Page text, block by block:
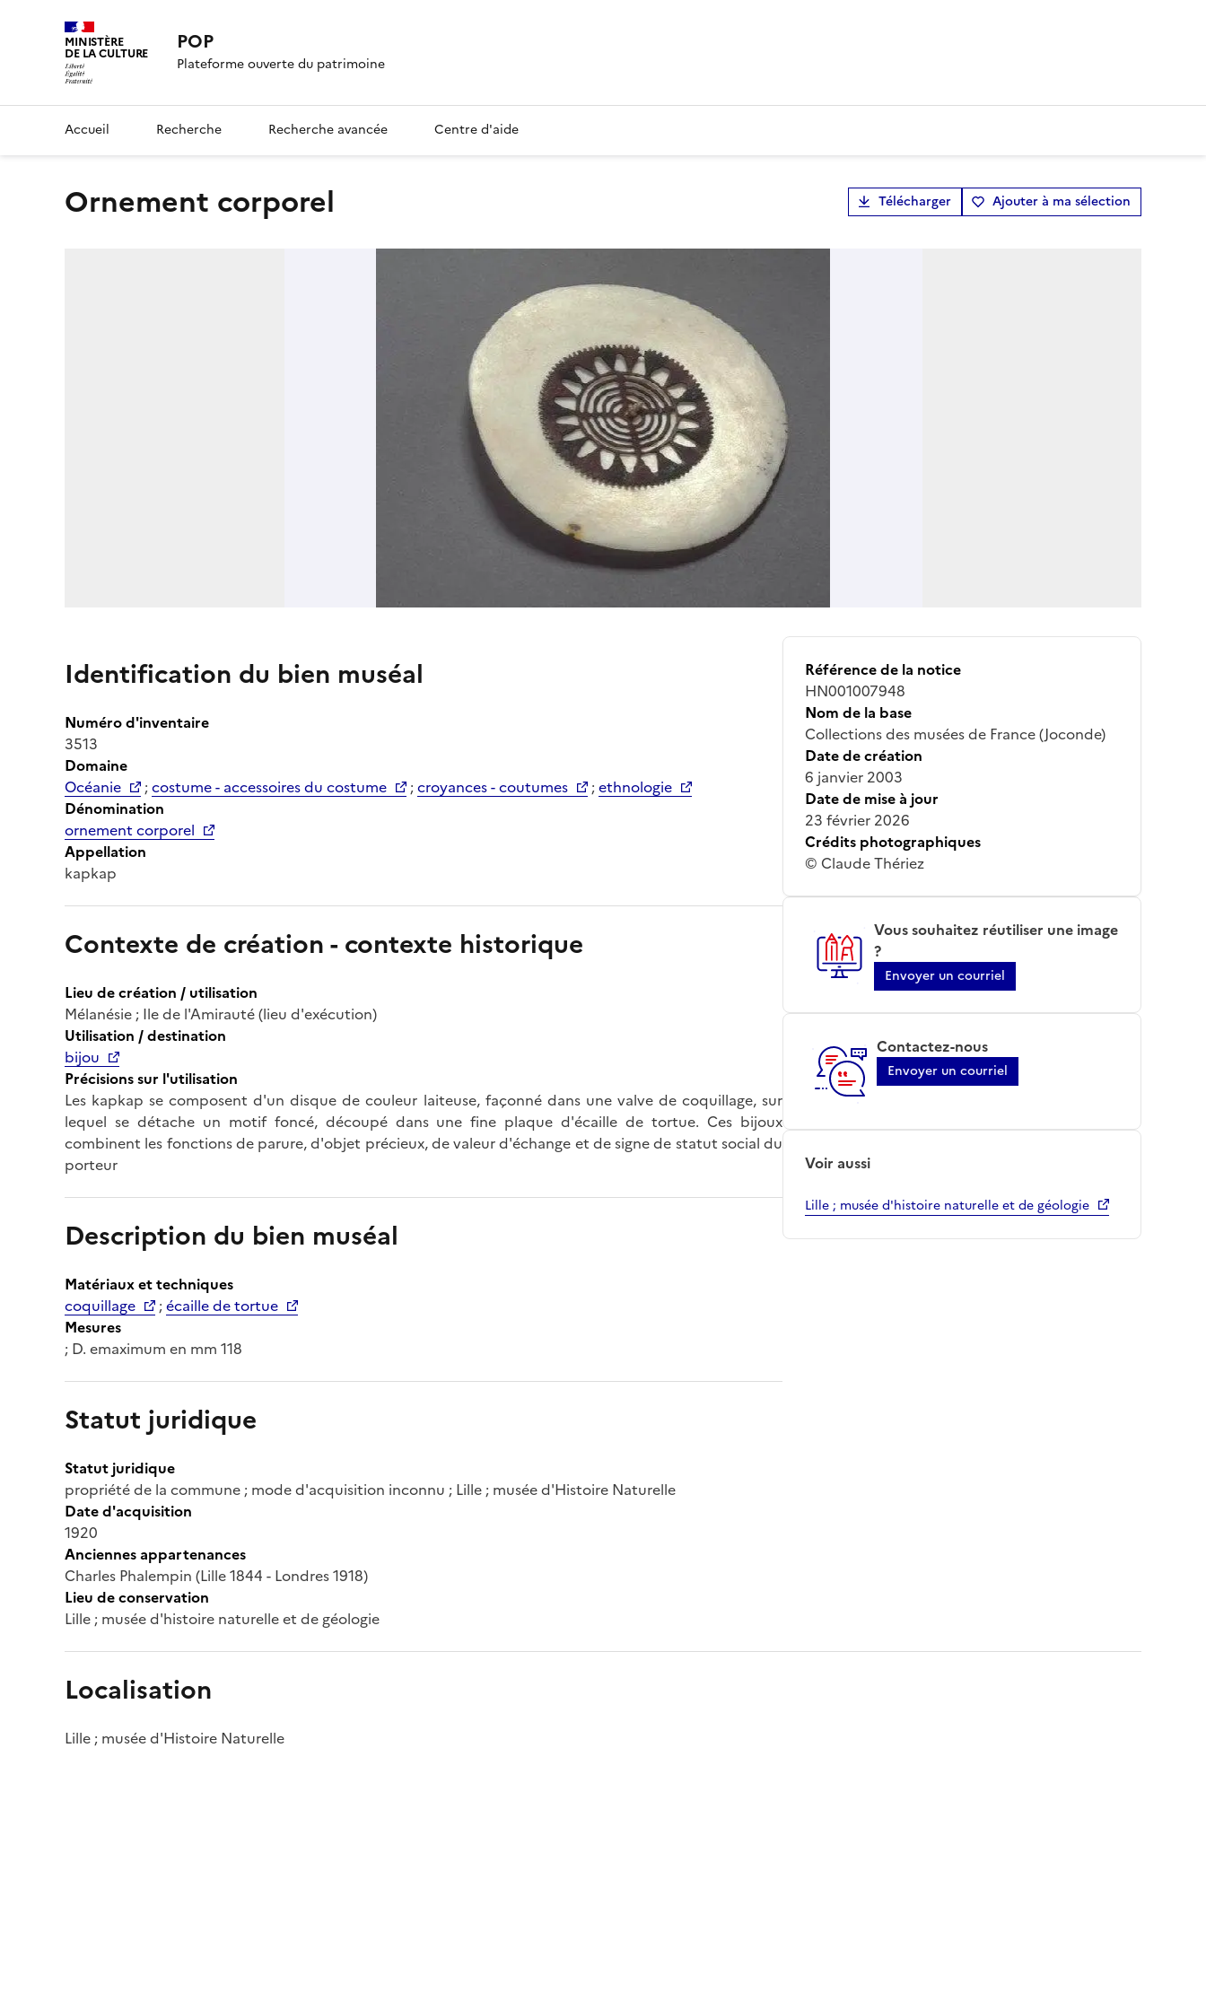
MINISTÈRE
DE LA CULTURE POP
Plateforme ouverte du patrimoine
Accueil Recherche Recherche avancée Centre d'aide
ornement corporel Télécharger Ajouter à ma sélection
Identification du bien muséal
Numéro d'inventaire
3513
Domaine
Océanie
;costume - accessoires du costume ;croyances - coutumes ;ethnologie
Dénomination
ornement corporel
Appellation
kapkap
Contexte de création - contexte historique
Lieu de création / utilisation
Mélanésie ; Ile de l'Amirauté (lieu d'exécution)
Utilisation / destination
bijou
Précisions sur l'utilisation
Les kapkap se composent d'un disque de couleur laiteuse, façonné dans une valve de coquillage, sur
lequel se détache un motif foncé, découpé dans une fine plaque d'écaille de tortue. Ces bijoux
combinent les fonctions de parure, d'objet précieux, de valeur d'échange et de signe de statut social du
porteur
Description du bien muséal
Matériaux et techniques
coquillage
;écaille de tortue
Mesures
; D. emaximum en mm 118
Statut juridique
Statut juridique
propriété de la commune ; mode d'acquisition inconnu ; Lille ; musée d'Histoire Naturelle
Date d'acquisition
1920
Anciennes appartenances
Charles Phalempin (Lille 1844 - Londres 1918)
Lieu de conservation
Lille ; musée d'histoire naturelle et de géologie
Référence de la notice
HN001007948
Nom de la base
Collections des musées de France (Joconde)
Date de création
6 janvier 2003
Date de mise à jour
23 février 2026
Crédits photographiques
© Claude Thériez
Vous souhaitez réutiliser une image
?
Envoyer un courriel
Contactez-nous
Envoyer un courriel
Voir aussi
Lille ; musée d'histoire naturelle et de géologie
Localisation
Lille ; musée d'Histoire Naturelle